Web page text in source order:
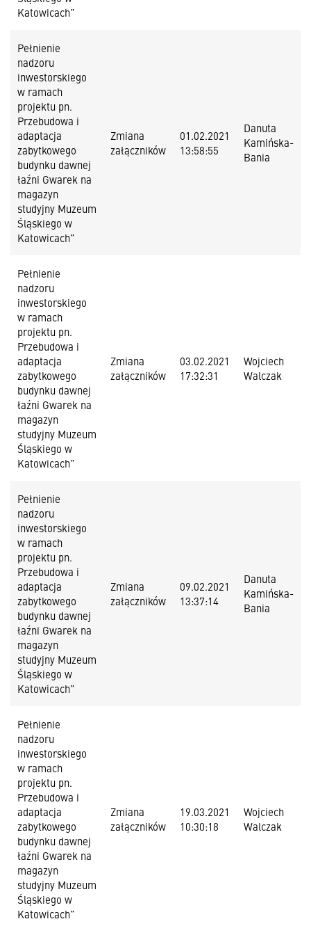
Katowicach”
Pełnienie
nadzoru
inwestorskiego
w ramach
projektu pn.
Przebudowa i
adaptacja
zabytkowego
budynku dawnej
łaźni Gwarek na
magazyn
studyjny Muzeum
Śląskiego w
Katowicach”
Zmiana
załączników
01.02.2021
13:58:55
Danuta
Kamińska-
Bania
Pełnienie
nadzoru
inwestorskiego
w ramach
projektu pn.
Przebudowa i
adaptacja
zabytkowego
budynku dawnej
łaźni Gwarek na
magazyn
studyjny Muzeum
Śląskiego w
Katowicach”
Zmiana
załączników
03.02.2021
17:32:31
Wojciech
Walczak
Pełnienie
nadzoru
inwestorskiego
w ramach
projektu pn.
Przebudowa i
adaptacja
zabytkowego
budynku dawnej
łaźni Gwarek na
magazyn
studyjny Muzeum
Śląskiego w
Katowicach”
Zmiana
załączników
09.02.2021
13:37:14
Danuta
Kamińska-
Bania
Pełnienie
nadzoru
inwestorskiego
w ramach
projektu pn.
Przebudowa i
adaptacja
zabytkowego
budynku dawnej
łaźni Gwarek na
magazyn
studyjny Muzeum
Śląskiego w
Katowicach”
Zmiana
załączników
19.03.2021
10:30:18
Wojciech
Walczak